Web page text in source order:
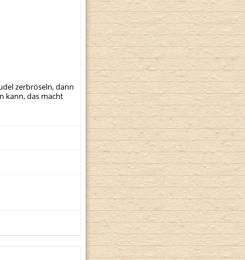
zerbröseln, dann
kann, das macht